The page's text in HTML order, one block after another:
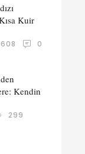
Kuir
608 0
Kendin
299